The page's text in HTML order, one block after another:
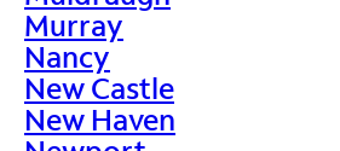
Murray
Nancy
New Castle
New Haven